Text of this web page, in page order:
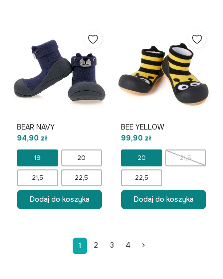
BEAR NAVY
94,90 zł
19 20
21,5 22,5
Dodaj do koszyka
BEE YELLOW
99,90 zł
20 21,5
22,5
Dodaj do koszyka
1 2 3 4